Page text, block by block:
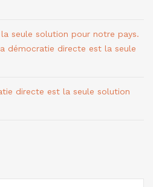
seule solution pour notre pays.
démocratie directe est la seule
directe est la seule solution